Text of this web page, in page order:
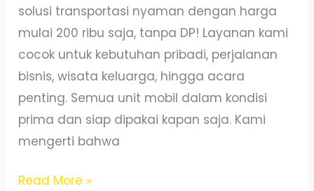
solusi transportasi nyaman dengan harga
mulai 200 ribu saja, tanpa DP! Layanan kami
cocok untuk kebutuhan pribadi, perjalanan
bisnis, wisata keluarga, hingga acara
penting. Semua unit mobil dalam kondisi
prima dan siap dipakai kapan saja. Kami
mengerti bahwa
Sewa
Read More »